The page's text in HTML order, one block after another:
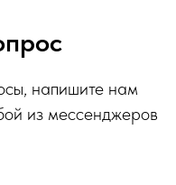
напишите нам
из мессенджеров